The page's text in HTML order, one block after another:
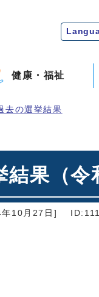
健康・福祉
去の選挙結果
果（令
10月27日]